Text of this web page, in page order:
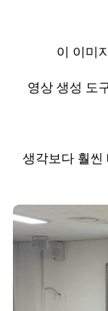
이 이미
영상 생성 도
생각보다 훨씬